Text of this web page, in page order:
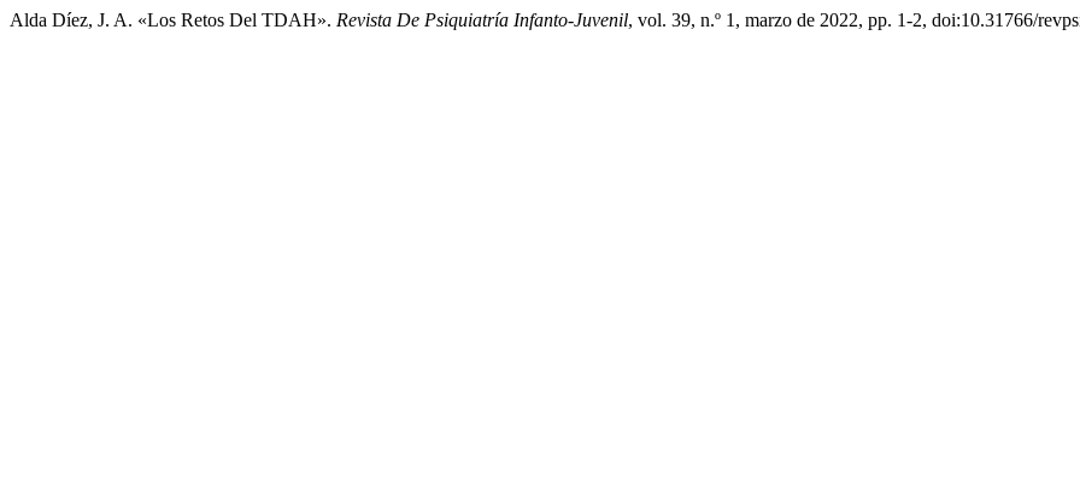
Alda Díez, J. A. «Los Retos Del TDAH». Revista De Psiquiatría Infanto-Juvenil, vol. 39, n.º 1, marzo de 2022, pp. 1-2, doi:10.31766/